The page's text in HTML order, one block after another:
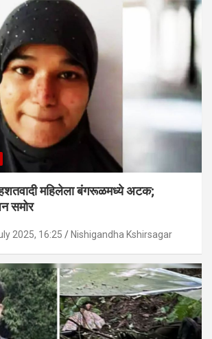
महिलेला बंगरूळमध्ये अटक;
समोर
2025, 16:25 Nishigandha Kshirsagar